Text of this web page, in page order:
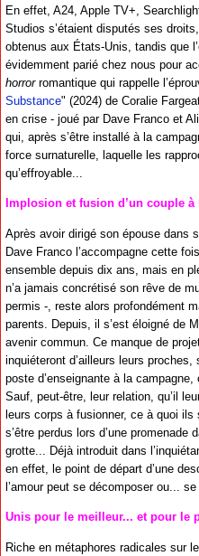
En effet, A24, Apple TV+,
Studios s’étaient disputés ses
obtenus aux États-Unis, tandis que
évidemment parié chez nous pour
horrorromantique qui rappelle
Substance" (2024) de Coralie
en crise - joué par Dave Franco et
qui, après s’être installé à la
force surnaturelle, laquelle les
qu’effroyable...
Implosion et fusion d’un couple à
Après avoir dirigé son épouse dans
Dave Franco l’accompagne cette
ensemble depuis dix ans, mais en
n’a jamais concrétisé son rêve de
permis -, reste alors profondément
parents. Depuis, il s’est éloigné de
avenir commun. Ce manque de
inquiéteront d’ailleurs leurs
poste d’enseignante à la
Sauf, peut-être, leur relation, qu’il
leurs corps à fusionner, ce à quoi
s’être perdus lors d’une
grotte... Déjà introduit dans
en effet, le point de départ d’une
l’amour peut se décomposer ou... se
Unis pour le meilleur... et pour le
Riche en métaphores radicales sur